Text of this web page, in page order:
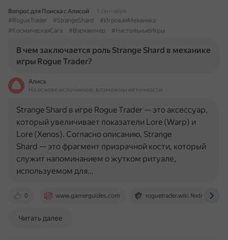
Вопрос для Поиска с Алисой
1 сентября
#RogueTrader
#StrangeShard
#ИгроваяМеханика
#КосмическаяСага
#Вархаммер #НастольныеИгры
В чем заключается роль Strange Shard в механике
игры Rogue Trader?
Алиса
На основе источников, возможны неточности
0 www.gamerguides.com roguetrader.wiki.fextralife.com
Strange Shard в игре Rogue Trader — это аксессуар,
который увеличивает показатели Lore (Warp) и
Lore (Xenos). Согласно описанию, Strange
Shard — это фрагмент призрачной кости, который
служит напоминанием о жутком ритуале,
используемом для…
Читать далее